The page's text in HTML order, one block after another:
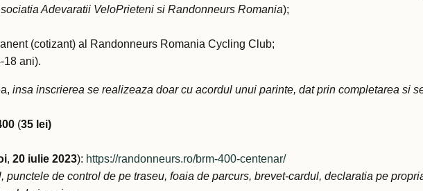
Adevaratii VeloPrieteni si Randonneurs Romania);
(cotizant) al Randonneurs Romania Cycling Club;
18 ani).
insa inscrierea se realizeaza doar cu acordul unui parinte, dat prin completarea si
(35 lei)
, 20 iulie 2023): https://randonneurs.ro/brm-400-centenar/
de control de pe traseu, foaia de parcurs, brevet-cardul, declaratia pe